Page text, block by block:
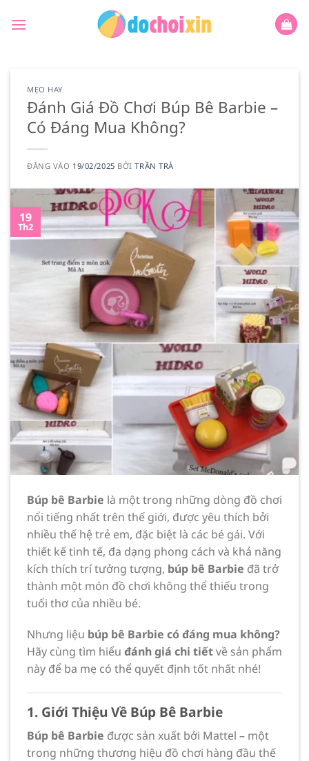
qua
MẸO HAY
Đánh Giá Đồ Chơi Búp Bê Barbie –
Có Đáng Mua Không?
ĐĂNG VÀO 19/02/2025 BỞITRẦN TRÀ
19
Th2
Búp bê Barbie là một trong những dòng đồ chơi
nổi tiếng nhất trên thế giới, được yêu thích bởi
nhiều thế hệ trẻ em, đặc biệt là các bé gái. Với
thiết kế tinh tế, đa dạng phong cách và khả năng
kích thích trí tưởng tượng, búp bê Barbie đã trở
thành một món đồ chơi không thể thiếu trong
tuổi thơ của nhiều bé.
Nhưng liệu búp bê Barbie có đáng mua không?
Hãy cùng tìm hiểu đánh giá chi tiếtvề sản phẩm
này để ba mẹ có thể quyết định tốt nhất nhé!
1. Giới Thiệu Về Búp Bê Barbie
Búp bê Barbie được sản xuất bởi Mattel – một
trong những thương hiệu đồ chơi hàng đầu thế